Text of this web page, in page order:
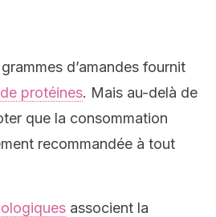
d’amandes fournit
protéines. Mais au-delà de
que la consommation
recommandée à tout
associent la